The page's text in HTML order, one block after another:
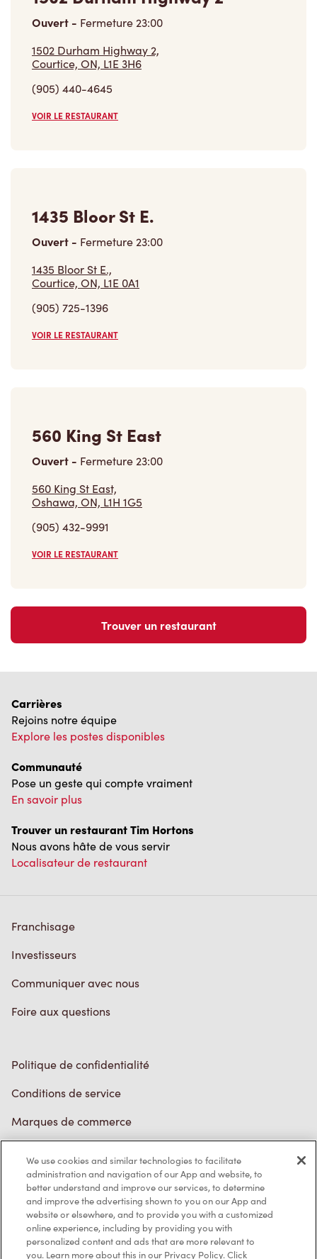
Ouvert - Fermeture23:00
1502 Durham Highway 2,
Courtice, ON, L1E 3H6
(905) 440-4645
VOIR LE RESTAURANT
1435 Bloor St E.
Ouvert - Fermeture23:00
1435 Bloor St E.,
Courtice, ON, L1E 0A1
(905) 725-1396
VOIR LE RESTAURANT
560 King St East
Ouvert - Fermeture23:00
560 King St East,
Oshawa, ON, L1H 1G5
(905) 432-9991
VOIR LE RESTAURANT
Trouver un restaurant
Carrières
Rejoins notre équipe
Explore les postes disponibles
Communauté
Pose un geste qui compte vraiment
En savoir plus
Trouver un restaurant Tim Hortons
Nous avons hâte de vous servir
Localisateur de restaurant
Franchisage
Investisseurs
Communiquer avec nous
Foire aux questions
Politique de confidentialité
Conditions de service
Marques de commerce
Diagnostic
Contactez-nous
We use cookies and similar technologies to facilitate
administration and navigation of our App and website, to
better understand and improve our services, to determine
and improve the advertising shown to you on our App and
website or elsewhere, and to provide you with a customized
online experience, including by providing you with
personalized content and ads that are more relevant to
you. Learn more about this in our Privacy Policy. Click